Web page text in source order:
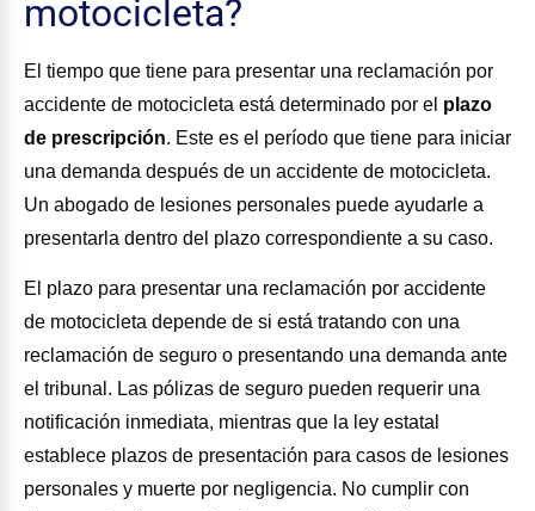
motocicleta?
El tiempo que tiene para presentar una reclamación por
accidente de motocicleta está determinado por el plazo
de prescripción. Este es el período que tiene para iniciar
una demanda después de un accidente de motocicleta.
Un abogado de lesiones personales puede ayudarle a
presentarla dentro del plazo correspondiente a su caso.
El plazo para presentar una reclamación por accidente
de motocicleta depende de si está tratando con una
reclamación de seguro o presentando una demanda ante
el tribunal. Las pólizas de seguro pueden requerir una
notificación inmediata, mientras que la ley estatal
establece plazos de presentación para casos de lesiones
personales y muerte por negligencia. No cumplir con